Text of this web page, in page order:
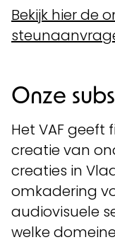
Bekijk hier de
Onze
Het VAF
creatie van
creaties in
omkadering
audiovisuele
welke